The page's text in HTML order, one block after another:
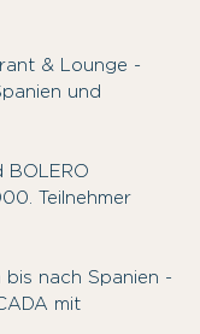
& Lounge -
und
BOLERO
Teilnehmer
bis nach Spanien -
mit